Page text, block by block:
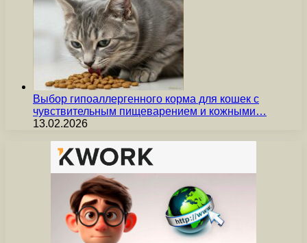
Выбор гипоаллергенного корма для кошек с
чувствительным пищеварением и кожными…
13.02.2026